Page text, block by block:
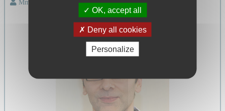
Mme VARENNE Corinne
OK, accept all
Deny all cookies
Personalize